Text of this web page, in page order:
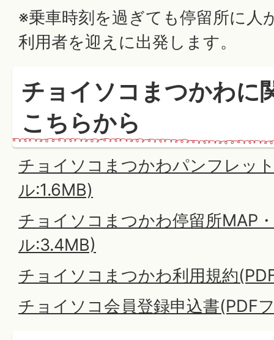
※乗車時刻を過ぎても停留所に人
利用者を迎えに出発します。
チョイソコまつかわに
こちらから
チョイソコまつかわパンフレッ
ル:1.6MB)
チョイソコまつかわ停留所MAP
ル:3.4MB)
チョイソコまつかわ利用規約
チョイソコ会員登録申込書(PDF